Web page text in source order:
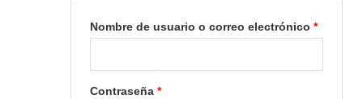
Nombre de usuario o correo electrónico*
Contraseña*